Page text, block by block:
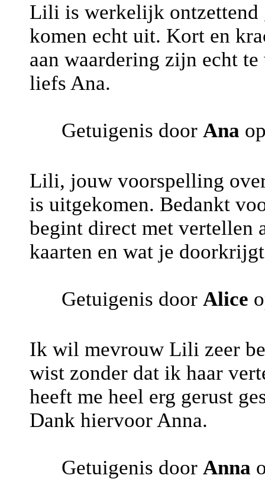
Lili is werkelijk ontzettend
komen echt uit. Kort en
aan waardering zijn echt
liefs Ana.
Getuigenis door Ana
Lili, jouw voorspelling
is uitgekomen. Bedankt
begint direct met vertellen
kaarten en wat je
Getuigenis door Alice
Ik wil mevrouw Lili zeer
wist zonder dat ik haar
heeft me heel erg gerust
Dank hiervoor Anna.
Getuigenis door Anna